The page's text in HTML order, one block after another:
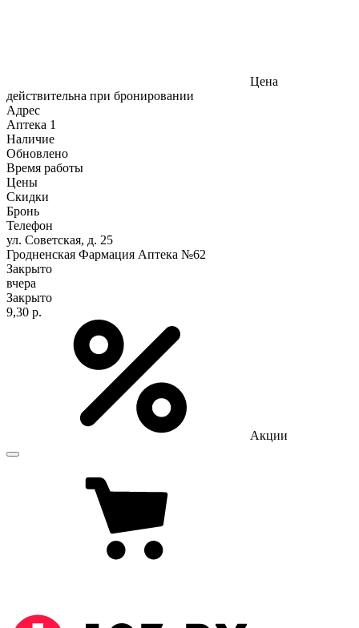
Цена
действительна при бронировании
Адрес
Аптека 1
Наличие
Обновлено
Время работы
Цены
Скидки
Бронь
Телефон
ул. Советская, д. 25
Гродненская Фармация Аптека №62
Закрыто
вчера
Закрыто
9,30 р.
Акции